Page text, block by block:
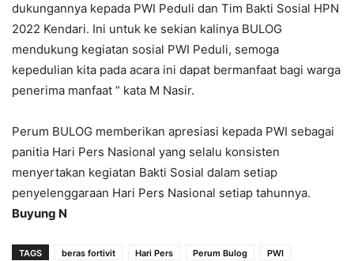
dukungannya kepada PWI Peduli dan Tim Bakti Sosial HPN
2022 Kendari. Ini untuk ke sekian kalinya BULOG
mendukung kegiatan sosial PWI Peduli, semoga
kepedulian kita pada acara ini dapat bermanfaat bagi warga
penerima manfaat ” kata M Nasir.
Perum BULOG memberikan apresiasi kepada PWI sebagai
panitia Hari Pers Nasional yang selalu konsisten
menyertakan kegiatan Bakti Sosial dalam setiap
penyelenggaraan Hari Pers Nasional setiap tahunnya.
Buyung N
TAGS beras fortivit Hari Pers Perum Bulog PWI